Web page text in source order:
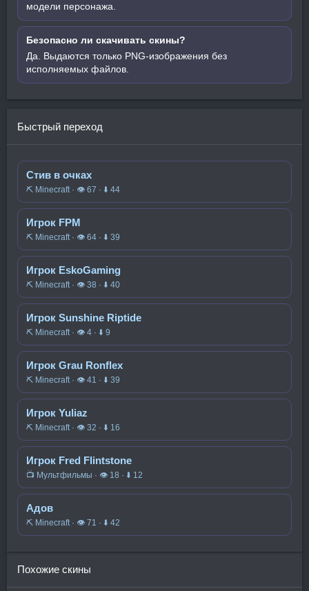
модели персонажа.
Безопасно ли скачивать скины?
Да. Выдаются только PNG-изображения без
исполняемых файлов.
Быстрый переход
Стив в очках
⛏️ Minecraft · 👁 67 · ⬇ 44
Игрок FPM
⛏️ Minecraft · 👁 64 · ⬇ 39
Игрок EskoGaming
⛏️ Minecraft · 👁 38 · ⬇ 40
Игрок Sunshine Riptide
⛏️ Minecraft · 👁 4 · ⬇ 9
Игрок Grau Ronflex
⛏️ Minecraft · 👁 41 · ⬇ 39
Игрок Yuliaz
⛏️ Minecraft · 👁 32 · ⬇ 16
Игрок Fred Flintstone
📺 Мультфильмы · 👁 18 · ⬇ 12
Адов
⛏️ Minecraft · 👁 71 · ⬇ 42
Похожие скины